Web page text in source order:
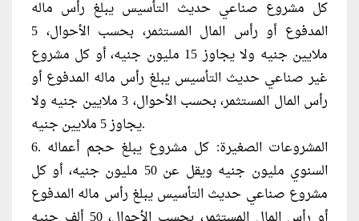
كل مشروع صناعي حديث التأسيس يبلغ رأس ماله
المدفوع أو رأس المال المستثمر، بحسب الأحوال، 5
ملايين جنيه ولا يجاوز 15 مليون جنيه، أو كل مشروع
غير صناعي حديث التأسيس يبلغ رأس ماله المدفوع أو
رأس المال المستثمر، بحسب الأحوال، 3 ملايين جنيه ولا
يجاوز 5 ملايين جنيه.
6. المشروعات الصغيرة: كل مشروع يبلغ حجم أعماله
السنوي مليون جنيه ويقل عن 50 مليون جنيه، أو كل
مشروع صناعي حديث التأسيس يبلغ رأس ماله المدفوع